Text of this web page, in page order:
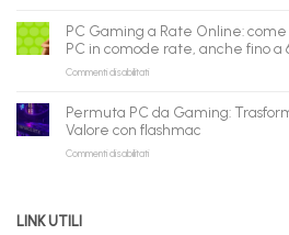
può
fare
qui
B2B
flashmac
per
rivenditori
Gaming
in
Pronta
Consegna
Nuovi
Ricondizionati,
Spedizione
PC Gaming a Rate Online:
PC in comode rate, anche fino a
Commenti disabilitatisu
Gaming
Rate
Online:
Permuta PC da Gaming:
Valore con flashmac
Commenti disabilitatisu
LINK UTILI